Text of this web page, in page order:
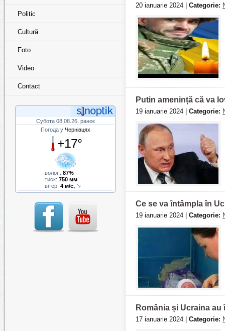
Politic
Cultură
Foto
Video
Contact
Субота 08.08.26, ранок
Погода у Чернівцях
+17°
волог.: 87%
тиск: 750 мм
вітер: 4 м/с,
20 ianuarie 2024 | Categorie:
Putin amenință că va
19 ianuarie 2024 | Categorie:
Ce se va întâmpla în
19 ianuarie 2024 | Categorie:
România și Ucraina
17 ianuarie 2024 | Categorie: